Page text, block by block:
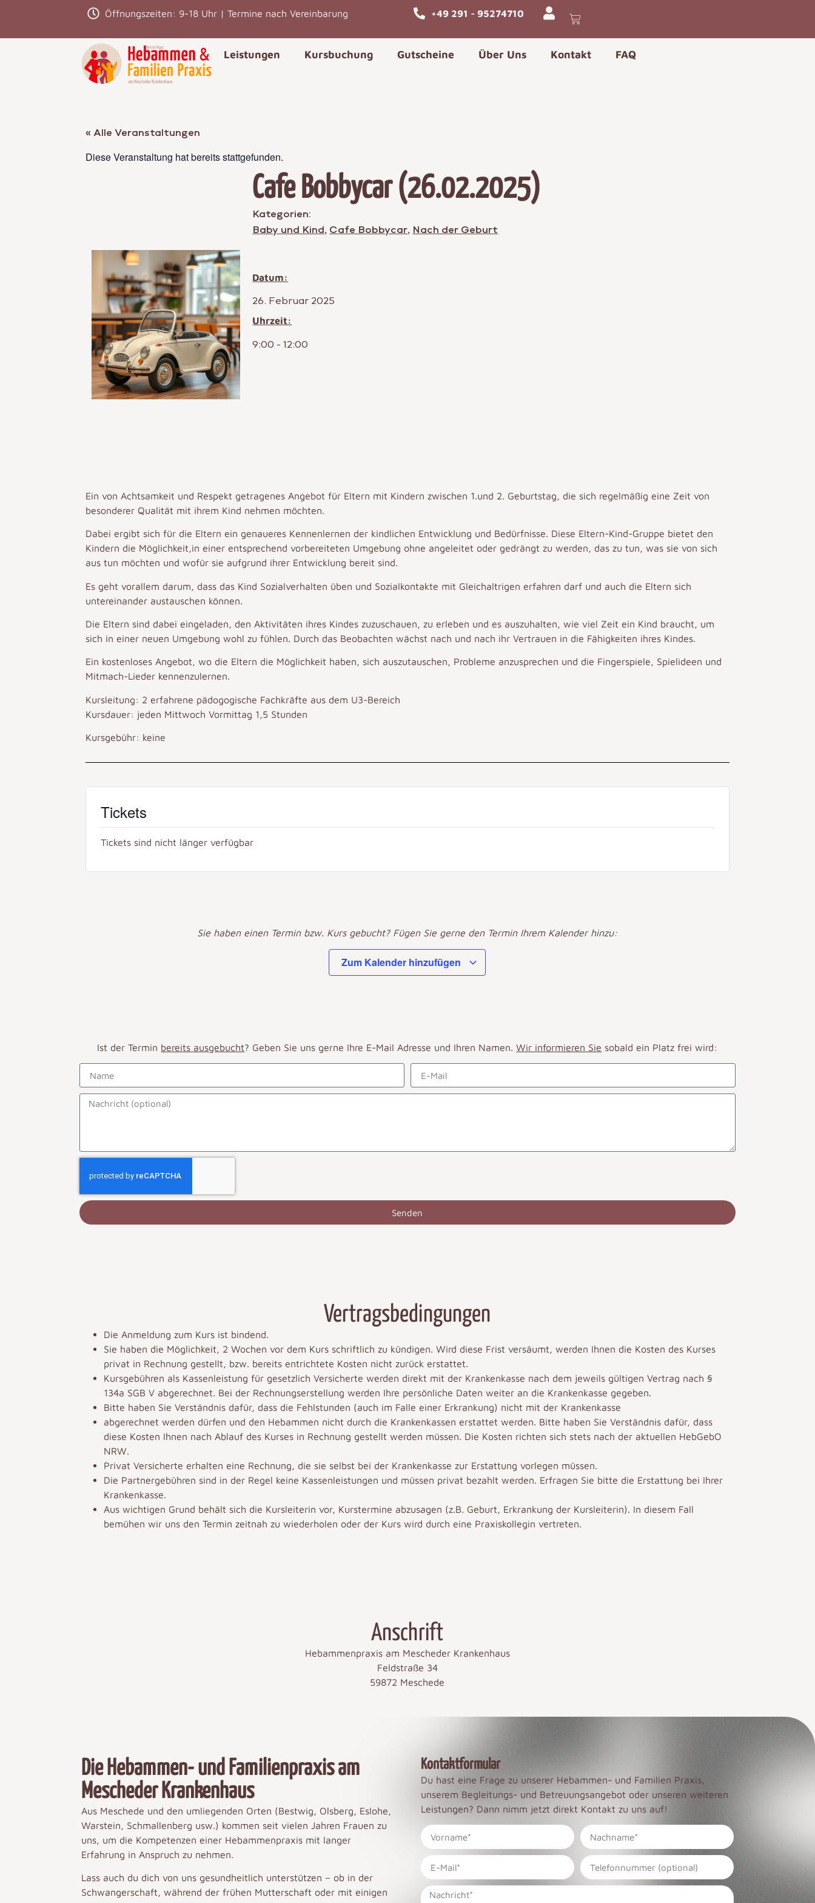
Öffnungszeiten: 9-18 Uhr | Termine nach Vereinbarung +49 291 - 95274710
Leistungen Kursbuchung Gutscheine Über Uns Kontakt FAQ
« Alle Veranstaltungen
Diese Veranstaltung hat bereits stattgefunden.
Cafe Bobbycar (26.02.2025)
Kategorien:
Baby und Kind, Cafe Bobbycar, Nach der Geburt
Datum:
26. Februar 2025
Uhrzeit:
9:00 -12:00
Ein von Achtsamkeit und Respekt getragenes Angebot für Eltern mit Kindern zwischen 1.und 2. Geburtstag, die sich regelmäßig eine Zeit von
besonderer Qualität mit ihrem Kind nehmen möchten.
Dabei ergibt sich für die Eltern ein genaueres Kennenlernen der kindlichen Entwicklung und Bedürfnisse. Diese Eltern-Kind-Gruppe bietet den
Kindern die Möglichkeit,in einer entsprechend vorbereiteten Umgebung ohne angeleitet oder gedrängt zu werden, das zu tun, was sie von sich
aus tun möchten und wofür sie aufgrund ihrer Entwicklung bereit sind.
Es geht vorallem darum, dass das Kind Sozialverhalten üben und Sozialkontakte mit Gleichaltrigen erfahren darf und auch die Eltern sich
untereinander austauschen können.
Die Eltern sind dabei eingeladen, den Aktivitäten ihres Kindes zuzuschauen, zu erleben und es auszuhalten, wie viel Zeit ein Kind braucht, um
sich in einer neuen Umgebung wohl zu fühlen. Durch das Beobachten wächst nach und nach ihr Vertrauen in die Fähigkeiten ihres Kindes.
Ein kostenloses Angebot, wo die Eltern die Möglichkeit haben, sich auszutauschen, Probleme anzusprechen und die Fingerspiele, Spielideen und
Mitmach-Lieder kennenzulernen.
Kursleitung: 2 erfahrene pädogogische Fachkräfte aus dem U3-Bereich
Kursdauer: jeden Mittwoch Vormittag 1,5 Stunden
Kursgebühr: keine
Tickets
Tickets sind nicht länger verfügbar
Sie haben einen Termin bzw. Kurs gebucht? Fügen Sie gerne den Termin Ihrem Kalender hinzu:
Zum Kalender hinzufügen
Ist der Termin bereits ausgebucht? Geben Sie uns gerne Ihre E-Mail Adresse und Ihren Namen.Wir informieren Sie sobald ein Platz frei wird:
Senden
Vertragsbedingungen
Die Anmeldung zum Kurs ist bindend.
Sie haben die Möglichkeit, 2 Wochen vor dem Kurs schriftlich zu kündigen. Wird diese Frist versäumt, werden Ihnen die Kosten des Kurses
privat in Rechnung gestellt, bzw. bereits entrichtete Kosten nicht zurück erstattet.
Kursgebühren als Kassenleistung für gesetzlich Versicherte werden direkt mit der Krankenkasse nach dem jeweils gültigen Vertrag nach §
134a SGB V abgerechnet. Bei der Rechnungserstellung werden Ihre persönliche Daten weiter an die Krankenkasse gegeben.
Bitte haben Sie Verständnis dafür, dass die Fehlstunden (auch im Falle einer Erkrankung) nicht mit der Krankenkasse
abgerechnet werden dürfen und den Hebammen nicht durch die Krankenkassen erstattet werden. Bitte haben Sie Verständnis dafür, dass
diese Kosten Ihnen nach Ablauf des Kurses in Rechnung gestellt werden müssen. Die Kosten richten sich stets nach der aktuellen HebGebO
NRW.
Privat Versicherte erhalten eine Rechnung, die sie selbst bei der Krankenkasse zur Erstattung vorlegen müssen.
Die Partnergebühren sind in der Regel keine Kassenleistungen und müssen privat bezahlt werden. Erfragen Sie bitte die Erstattung bei Ihrer
Krankenkasse.
Aus wichtigen Grund behält sich die Kursleiterin vor, Kurstermine abzusagen (z.B. Geburt, Erkrankung der Kursleiterin). In diesem Fall
bemühen wir uns den Termin zeitnah zu wiederholen oder der Kurs wird durch eine Praxiskollegin vertreten.
Anschrift
Hebammenpraxis am Mescheder Krankenhaus
Feldstraße 34
59872 Meschede
Die Hebammen- und Familienpraxis am
Mescheder Krankenhaus
Aus Meschede und den umliegenden Orten (Bestwig, Olsberg, Eslohe,
Warstein, Schmallenberg usw.) kommen seit vielen Jahren Frauen zu
uns, um die Kompetenzen einer Hebammenpraxis mit langer
Erfahrung in Anspruch zu nehmen.
Lass auch du dich von uns gesundheitlich unterstützen – ob in der
Schwangerschaft, während der frühen Mutterschaft oder mit einigen
Kontaktformular
Du hast eine Frage zu unserer Hebammen- und Familien Praxis,
unserem Begleitungs- und Betreuungsangebot oder unseren weiteren
Leistungen? Dann nimm jetzt direkt Kontakt zu uns auf!